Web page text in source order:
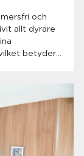
och
allt dyrare
betyder